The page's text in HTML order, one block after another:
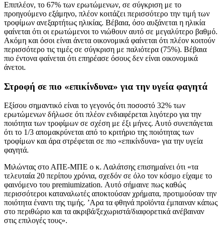
Επιπλέον, το 67% των ερωτώμενων, σε σύγκριση με το
προηγούμενο εξάμηνο, πλέον κοιτάζει περισσότερο την τιμή των
τροφίμων ανεξαρτήτως ηλικίας. Βέβαια, όσο αυξάνεται η ηλικία
φαίνεται ότι οι ερωτώμενοι το νιώθουν αυτό σε μεγαλύτερο βαθμό.
Ακόμη και όσοι είναι άνετα οικονομικά φαίνεται ότι πλέον κοιτούν
περισσότερο τις τιμές σε σύγκριση με παλιότερα (75%). Βέβαια
πιο έντονα φαίνεται ότι επηρέασε όσους δεν είναι οικονομικά
άνετοι.
Στροφή σε πιο «επικίνδυνα» για την υγεία φαγητά
Εξίσου σημαντικό είναι το γεγονός ότι ποσοστό 32% των
ερωτώμενων δήλωσε ότι πλέον ενδιαφέρεται λιγότερο για την
ποιότητα των τροφίμων σε σχέση με έξι μήνες. Αυτό συνεπάγεται
ότι το 1/3 απομακρύνεται από το κριτήριο της ποιότητας των
τροφίμων και άρα στρέφεται σε πιο «επικίνδυνα» για την υγεία
φαγητά.
Μιλώντας στο ΑΠΕ-ΜΠΕ ο κ. Λαλάτσης επισημαίνει ότι «τα
τελευταία 20 περίπου χρόνια, σχεδόν σε όλο τον κόσμο είχαμε το
φαινόμενο του premiumization. Αυτό σήμαινε πως καθώς
περισσότεροι καταναλωτές αποκτούσαν χρήματα, προτιμούσαν την
ποιότητα έναντι της τιμής. ’Αρα τα φθηνά προϊόντα έμπαιναν κάπως
στο περιθώριο και τα ακριβά/ξεχωριστά/διαφορετικά ανέβαιναν
στις επιλογές τους».